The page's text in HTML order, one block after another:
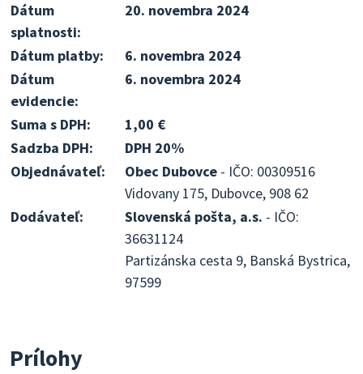
Dátum
splatnosti:
20. novembra 2024
Dátum platby:
6. novembra 2024
Dátum
evidencie:
6. novembra 2024
Suma s DPH:
1,00 €
Sadzba DPH:
DPH 20%
Objednávateľ:
Obec Dubovce - IČO: 00309516
Vidovany 175, Dubovce, 908 62
Dodávateľ:
Slovenská pošta, a.s. - IČO:
36631124
Partizánska cesta 9, Banská Bystrica,
97599
Prílohy